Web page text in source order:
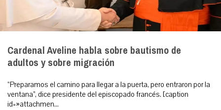
Cardenal Aveline habla sobre bautismo de
adultos y sobre migración
“Preparamos el camino para llegar a la puerta, pero entraron por la
ventana”, dice presidente del episcopado francés. [caption
id=»attachmen...